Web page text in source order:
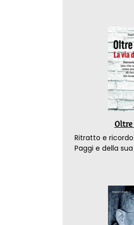
Ritratto e
Paggi e della